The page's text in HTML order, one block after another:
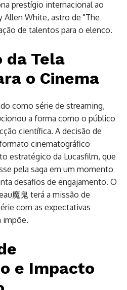
prestígio internacional ao
Allen White, astro de "The
de talentos para o elenco.
da Tela
o Cinema
como série de streaming,
a forma como o público
científica. A decisão de
cinematográfico
estratégico da Lucasfilm, que
pela saga em um momento
desafios de engajamento. O
魔鬼 terá a missão de
com as expectativas
impõe.
e Impacto